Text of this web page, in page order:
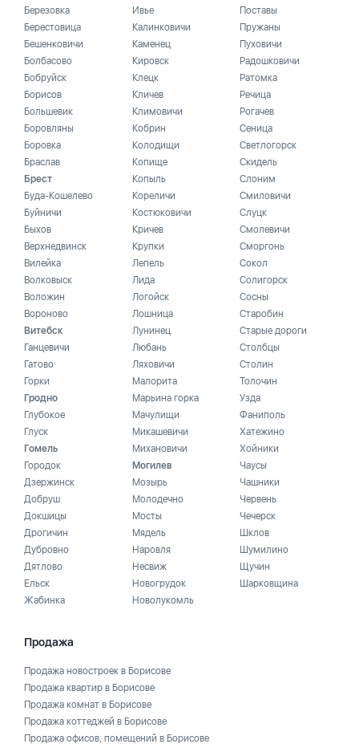
Березовка
Берестовица
Бешенковичи
Болбасово
Бобруйск
Борисов
Большевик
Боровляны
Боровка
Браслав
Брест
Буда-Кошелево
Буйничи
Быхов
Верхнедвинск
Вилейка
Волковыск
Воложин
Вороново
Витебск
Ганцевичи
Гатово
Горки
Гродно
Глубокое
Глуск
Гомель
Городок
Дзержинск
Добруш
Докшицы
Дрогичин
Дубровно
Дятлово
Ельск
Жабинка
Ивье
Калинковичи
Каменец
Кировск
Клецк
Кличев
Климовичи
Кобрин
Колодищи
Копище
Копыль
Кореличи
Костюковичи
Кричев
Крупки
Лепель
Лида
Логойск
Лошница
Лунинец
Любань
Ляховичи
Малорита
Марьина горка
Мачулищи
Микашевичи
Михановичи
Могилев
Мозырь
Молодечно
Мосты
Мядель
Наровля
Несвиж
Новогрудок
Новолукомль
Поставы
Пружаны
Пуховичи
Радошковичи
Ратомка
Речица
Рогачев
Сеница
Светлогорск
Скидель
Слоним
Смиловичи
Слуцк
Смолевичи
Сморгонь
Сокол
Солигорск
Сосны
Старобин
Старые дороги
Столбцы
Столин
Толочин
Узда
Фаниполь
Хатежино
Хойники
Чаусы
Чашники
Червень
Чечерск
Шклов
Шумилино
Щучин
Шарковщина
Продажа
Продажа новостроек в Борисове
Продажа квартир в Борисове
Продажа комнат в Борисове
Продажа коттеджей в Борисове
Продажа офисов, помещений в Борисове